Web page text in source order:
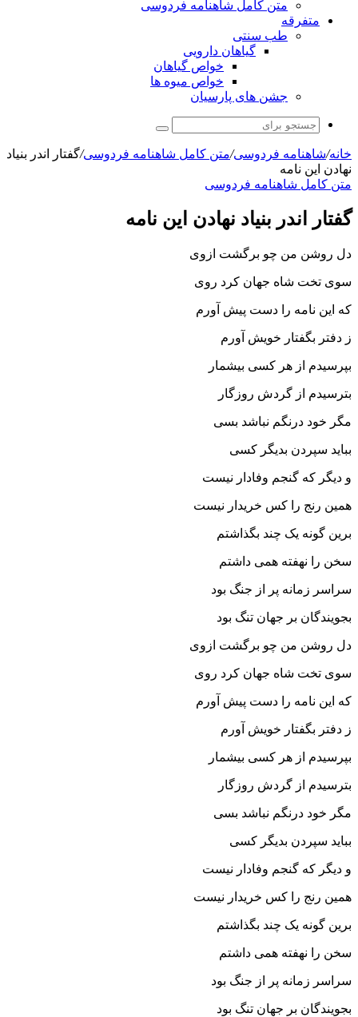
متن کامل شاهنامه فردوسی
متفرقه
طب سنتی
گیاهان دارویی
خواص گیاهان
خواص میوه ها
جشن های پارسیان
جستجو
برای
خانه/شاهنامه فردوسی/متن کامل شاهنامه فردوسی/گفتار اندر بنیاد
نهادن این نامه‏
متن کامل شاهنامه فردوسی
گفتار اندر بنیاد نهادن این نامه‏
دل روشن من چو برگشت ازوى
سوى تخت شاه جهان کرد روى‏
که این نامه را دست پیش آورم
ز دفتر بگفتار خویش آورم‏
بپرسیدم از هر کسى بیشمار
بترسیدم از گردش روزگار
مگر خود درنگم نباشد بسى
بباید سپردن بدیگر کسى‏
و دیگر که گنجم وفادار نیست
همین رنج را کس خریدار نیست‏
برین گونه یک چند بگذاشتم
سخن را نهفته همى داشتم
سراسر زمانه پر از جنگ بود
بجویندگان بر جهان تنگ بود
دل روشن من چو برگشت ازوى
سوى تخت شاه جهان کرد روى‏
که این نامه را دست پیش آورم
ز دفتر بگفتار خویش آورم‏
بپرسیدم از هر کسى بیشمار
بترسیدم از گردش روزگار
مگر خود درنگم نباشد بسى
بباید سپردن بدیگر کسى‏
و دیگر که گنجم وفادار نیست
همین رنج را کس خریدار نیست‏
برین گونه یک چند بگذاشتم
سخن را نهفته همى داشتم
سراسر زمانه پر از جنگ بود
بجویندگان بر جهان تنگ بود